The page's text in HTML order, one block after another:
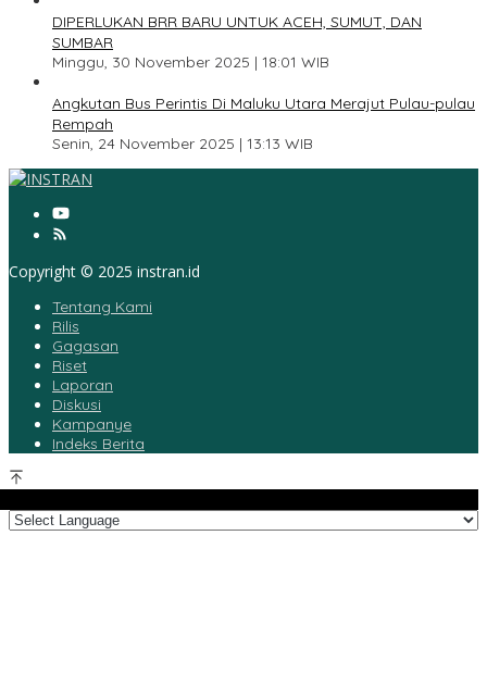
DIPERLUKAN BRR BARU UNTUK ACEH, SUMUT, DAN
SUMBAR
Minggu, 30 November 2025 | 18:01 WIB
Angkutan Bus Perintis Di Maluku Utara Merajut Pulau-pulau
Rempah
Senin, 24 November 2025 | 13:13 WIB
Copyright © 2025 instran.id
Tentang Kami
Rilis
Gagasan
Riset
Laporan
Diskusi
Kampanye
Indeks Berita